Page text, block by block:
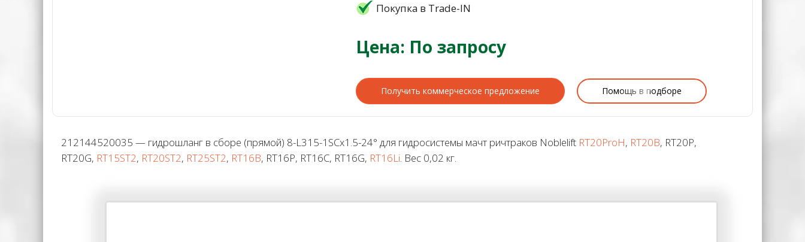
Покупка в Trade-IN
Цена: По запросу
Получить коммерческое предложение Помощь в подборе
212144520035 — гидрошланг в сборе (прямой) 8-L315-1SCx1.5-24° для гидросистемы мачт ричтраков Noblelift RT20ProH, RT20B, RT20P,
RT20G, RT15ST2, RT20ST2, RT25ST2, RT16B, RT16P, RT16C, RT16G, RT16Li. Вес 0,02 кг.